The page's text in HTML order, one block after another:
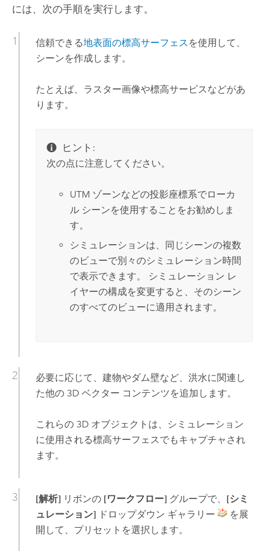
には、次の手順を実行します。
信頼できる地表面の標高サーフェス を使用して、
シーンを作成します。
たとえば、ラスター画像や標高サービスなどがあ
ります。
ヒント:
次の点に注意してください。
UTM ゾーンなどの投影座標系でローカ
ル シーンを使用することをお勧めしま
す。
シミュレーションは、同じシーンの複数
のビューで別々のシミュレーション時間
で表示できます。 シミュレーション レ
イヤーの構成を変更すると、そのシーン
のすべてのビューに適用されます。
必要に応じて、建物やダム壁など、洪水に関連し
た他の 3D ベクター コンテンツを追加します。
これらの 3D オブジェクトは、シミュレーション
に使用される標高サーフェスでもキャプチャされ
ます。
[解析]リボンの [ワークフロー]グループで、 [シミ
ュレーション]ドロップダウン ギャラリー
を展
開して、プリセットを選択します。